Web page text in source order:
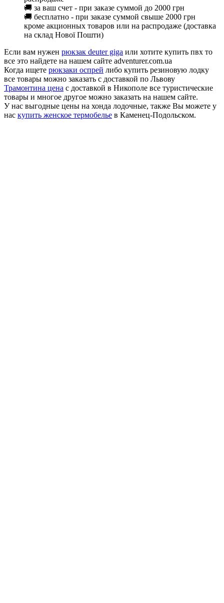
🚚 за ваш счет - при заказе суммой до 2000 грн
🚚 бесплатно - при заказе суммой свыше 2000 грн
кроме акционных товаров или на распродаже (доставка
на склад Нової Пошти)
Если вам нужен рюкзак deuter giga или хотите купить пвх то
все это найдете на нашем сайте adventurer.com.ua
Когда ищете рюкзаки оспрей либо купить резиновую лодку
все товары можно заказать с доставкой по Львову
Трамонтина цена с доставкой в Никополе все туристические
товары и многое другое можно заказать на нашем сайте.
У нас выгодные цены на хонда лодочные, также Вы можете у
нас купить женское термобелье в Каменец-Подольском.